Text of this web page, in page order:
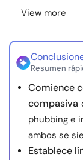
nosotros
© Copyright
View more
Resumen
Comience
compasiva
phubbing e
ambos se
Establece